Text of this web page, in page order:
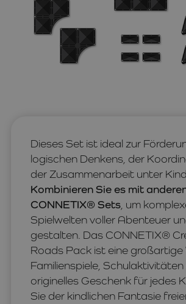
Dieses Set ist ideal zur
logischen Denkens, der
der Zusammenarbeit unter
Kombinieren Sie es mit
CONNETIX® Sets, um
Spielwelten voller Abenteuer
gestalten. Das CONNETIX®
Roads Pack ist eine großartige
Familienspiele,
originelles Geschenk für jedes
Sie der kindlichen Fantasie